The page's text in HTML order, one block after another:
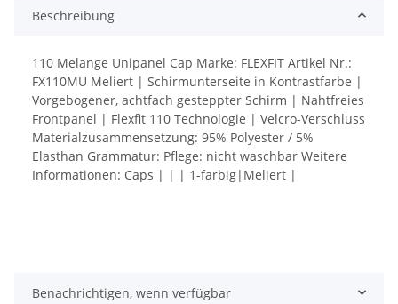
Beschreibung
110 Melange Unipanel Cap Marke: FLEXFIT Artikel Nr.:
FX110MU Meliert | Schirmunterseite in Kontrastfarbe |
Vorgebogener, achtfach gesteppter Schirm | Nahtfreies
Frontpanel | Flexfit 110 Technologie | Velcro-Verschluss
Materialzusammensetzung: 95% Polyester / 5%
Elasthan Grammatur: Pflege: nicht waschbar Weitere
Informationen: Caps | | | 1-farbig|Meliert |
Benachrichtigen, wenn verfügbar